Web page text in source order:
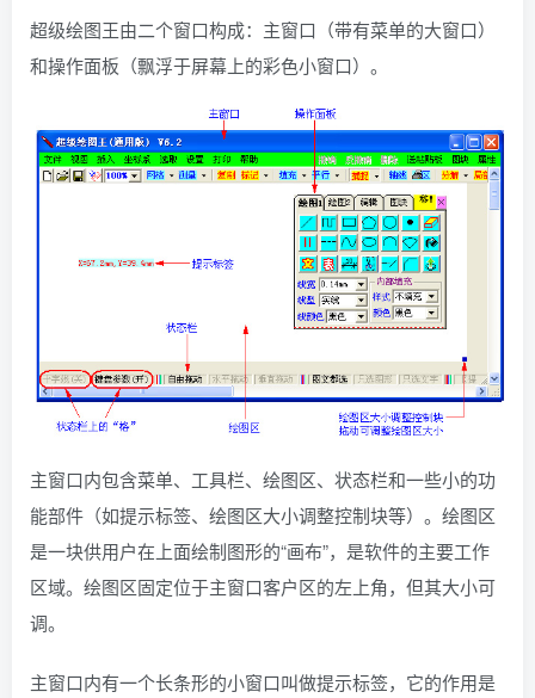
超级绘图王由二个窗口构成：主窗口（带有菜单的大窗口）
和操作面板（飘浮于屏幕上的彩色小窗口）。
主窗口内包含菜单、工具栏、绘图区、状态栏和一些小的功
能部件（如提示标签、绘图区大小调整控制块等）。绘图区
是一块供用户在上面绘制图形的“画布”，是软件的主要工作
区域。绘图区固定位于主窗口客户区的左上角，但其大小可
调。
主窗口内有一个长条形的小窗口叫做提示标签，它的作用是